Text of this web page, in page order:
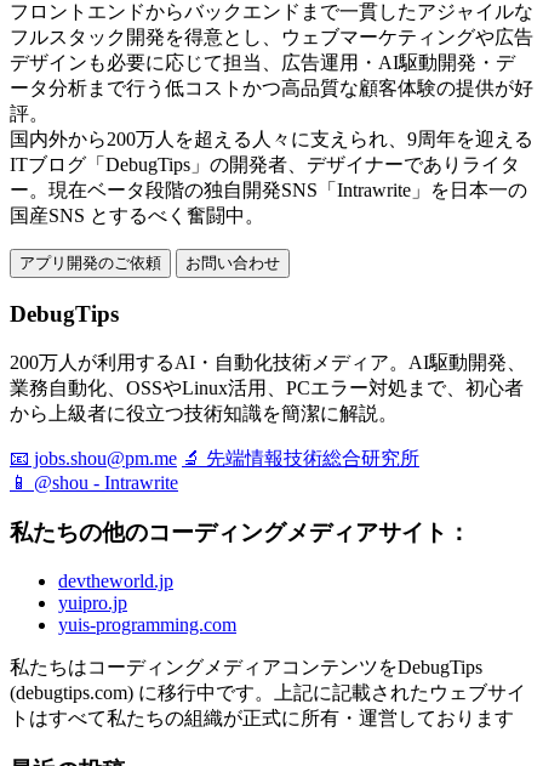
フロントエンドからバックエンドまで一貫したアジャイルな
フルスタック開発を得意とし、ウェブマーケティングや広告
デザインも必要に応じて担当、広告運用・AI駆動開発・デ
ータ分析まで行う低コストかつ高品質な顧客体験の提供が好
評。
国内外から200万人を超える人々に支えられ、9周年を迎える
ITブログ「DebugTips」の開発者、デザイナーでありライタ
ー。現在ベータ段階の独自開発SNS「Intrawrite」を日本一の
国産SNS とするべく奮闘中。
アプリ開発のご依頼 お問い合わせ
DebugTips
200万人が利用するAI・自動化技術メディア。AI駆動開発、
業務自動化、OSSやLinux活用、PCエラー対処まで、初心者
から上級者に役立つ技術知識を簡潔に解説。
📧 jobs.shou@pm.me 🔬 先端情報技術総合研究所
📱 @shou - Intrawrite
私たちの他のコーディングメディアサイト：
devtheworld.jp
yuipro.jp
yuis-programming.com
私たちはコーディングメディアコンテンツをDebugTips
(debugtips.com) に移行中です。上記に記載されたウェブサイ
トはすべて私たちの組織が正式に所有・運営しております